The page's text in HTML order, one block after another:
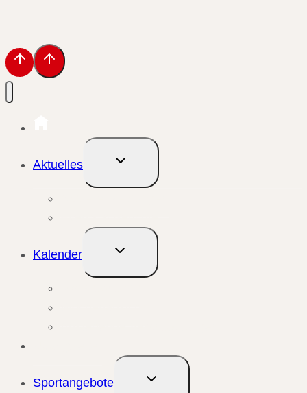
Aktuelles
Untermenü
umschalten
Kalender
Untermenü
umschalten
Sportangebote
Untermenü